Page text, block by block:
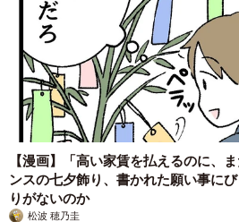
【漫画】「高い家賃を払えるのに、
ンスの七夕飾り、書かれた願い事に
りがないのか
松波 穂乃圭